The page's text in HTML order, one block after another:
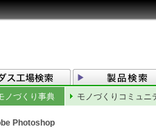
ノづくり事典 モノづくりコミュニ
Photoshop